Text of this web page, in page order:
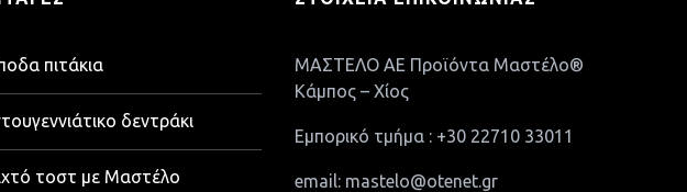
πιτάκια
δεντράκι
τοστ με Μαστέλο
ΜΑΣΤΕΛΟ ΑΕ Προϊόντα Μαστέλο®
Κάμπος – Χίος
Εμπορικό τμήμα : +30 22710 33011
email: mastelo@otenet.gr